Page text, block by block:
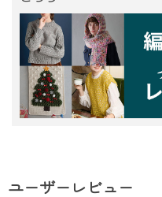
ユーザーレビュー